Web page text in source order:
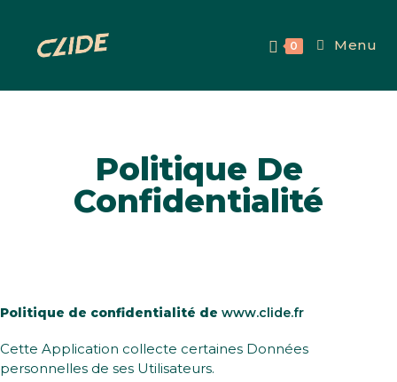
0 Menu
Politique De
Confidentialité
Politique de confidentialité de www.clide.fr
Cette Application collecte certaines Données
personnelles de ses Utilisateurs.